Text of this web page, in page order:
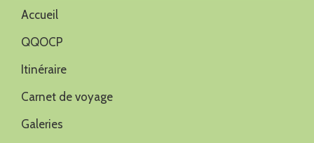
Accueil
QQOCP
Itinéraire
Carnet de voyage
Galeries